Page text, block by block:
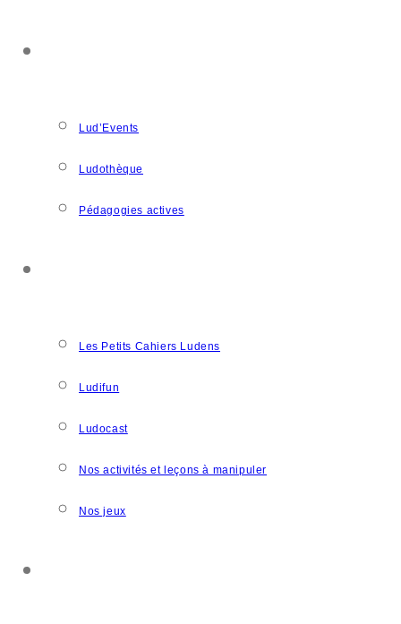
Lud’Events
Ludothèque
Pédagogies actives
Les Petits Cahiers Ludens
Ludifun
Ludocast
Nos activités et leçons à manipuler
Nos jeux